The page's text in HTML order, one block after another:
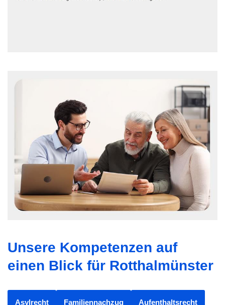
Unsere Kompetenzen auf
einen Blick für Rotthalmünster
Asylrecht Familiennachzug Aufenthaltsrecht